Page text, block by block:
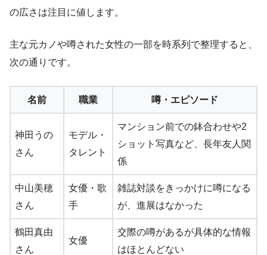
の広さは注目に値します。
主な元カノや噂された女性の一部を時系列で整理すると、
次の通りです。
名前 職業 噂・エピソード
神田うの
さん
モデル・
タレント
マンション前での鉢合わせや2
ショット写真など、長年友人関
係
中山美穂
さん
女優・歌
手
雑誌対談をきっかけに噂になる
が、進展はなかった
鶴田真由
さん
女優
交際の噂があるが具体的な情報
はほとんどない